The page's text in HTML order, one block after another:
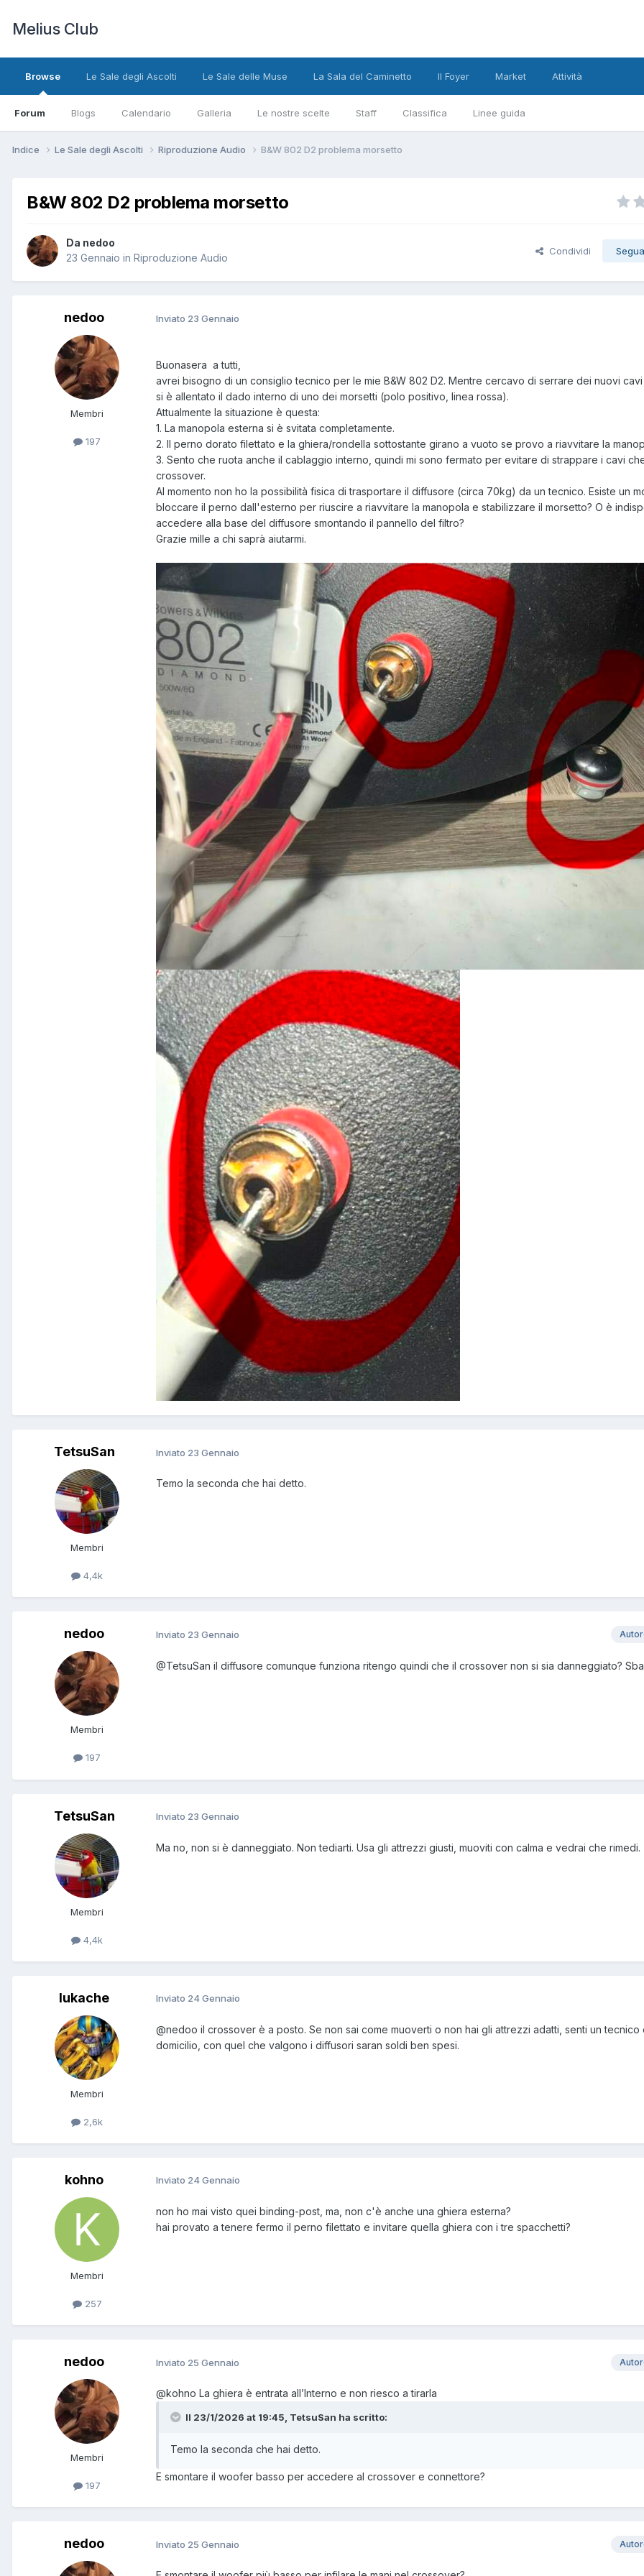
Melius Club
Browse
Forum Blogs Calendario Galleria Le nostre scelte Staff Classifica Linee guida
Le Sale degli Ascolti Le Sale delle Muse La Sala del Caminetto Il Foyer Market Attività
Indice Le Sale degli Ascolti Riproduzione Audio B&W 802 D2 problema morsetto
B&W 802 D2 problema morsetto
Da nedoo
23 Gennaio in Riproduzione Audio
Condividi
nedoo
Membri
197
Inviato 23 Gennaio
Buonasera a tutti,
avrei bisogno di un consiglio tecnico per le mie B&W 802 D2. Mentre cercavo di serrare dei nuovi
si è allentato il dado interno di uno dei morsetti (polo positivo, linea rossa).
Attualmente la situazione è questa:
1. La manopola esterna si è svitata completamente.
2. Il perno dorato filettato e la ghiera/rondella sottostante girano a vuoto se provo a riavvitare la
3. Sento che ruota anche il cablaggio interno, quindi mi sono fermato per evitare di strappare i cavi
crossover.
Al momento non ho la possibilità fisica di trasportare il diffusore (circa 70kg) da un tecnico. Esiste un
bloccare il perno dall'esterno per riuscire a riavvitare la manopola e stabilizzare il morsetto? O è
accedere alla base del diffusore smontando il pannello del filtro?
Grazie mille a chi saprà aiutarmi.
TetsuSan
Membri
4,4k
Inviato 23 Gennaio
Temo la seconda che hai detto.
nedoo
Membri
197
Inviato 23 Gennaio
@TetsuSan il diffusore comunque funziona ritengo quindi che il crossover non si sia danneggiato?
TetsuSan
Membri
4,4k
Inviato 23 Gennaio
Ma no, non si è danneggiato. Non tediarti. Usa gli attrezzi giusti, muoviti con calma e vedrai che rimedi.
lukache
Membri
2,6k
Inviato 24 Gennaio
@nedoo il crossover è a posto. Se non sai come muoverti o non hai gli attrezzi adatti, senti un tecnico
domicilio, con quel che valgono i diffusori saran soldi ben spesi.
kohno
Membri
257
Inviato 24 Gennaio
non ho mai visto quei binding-post, ma, non c'è anche una ghiera esterna?
hai provato a tenere fermo il perno filettato e invitare quella ghiera con i tre spacchetti?
nedoo
Membri
197
Inviato 25 Gennaio
@kohno La ghiera è entrata all’Interno e non riesco a tirarla
Il 23/1/2026 at 19:45, TetsuSan ha scritto:
Temo la seconda che hai detto.
E smontare il woofer basso per accedere al crossover e connettore?
nedoo Inviato 25 Gennaio